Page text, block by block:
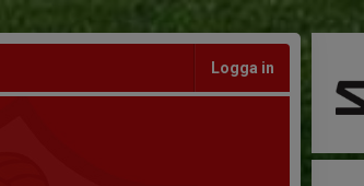
Logga in